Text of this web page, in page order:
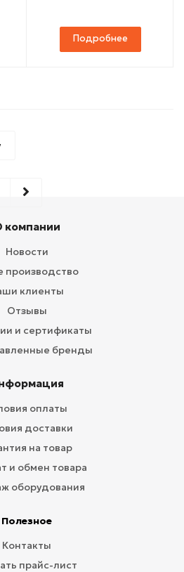
Подробнее
компании
Новости
производство
клиенты
Отзывы
и сертификаты
бренды
оплаты
доставки
на товар
и обмен товара
оборудования
Полезное
Контакты
прайс-лист